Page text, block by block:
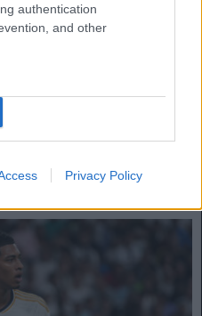
authentication
and other
Privacy Policy
25 de Comunio tras su gran partido